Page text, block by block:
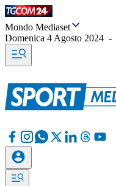
Mondo Mediaset
Domenica 4 Agosto 2024 -